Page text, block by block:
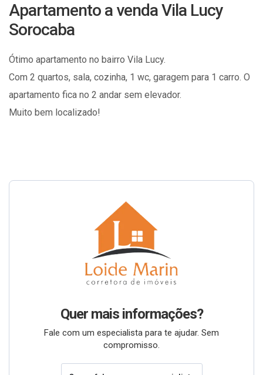
Apartamento a venda Vila Lucy
Sorocaba
Ótimo apartamento no bairro Vila Lucy.
Com 2 quartos, sala, cozinha, 1 wc, garagem para 1 carro. O
apartamento fica no 2 andar sem elevador.
Muito bem localizado!
Quer mais informações?
Fale com um especialista para te ajudar. Sem
compromisso.